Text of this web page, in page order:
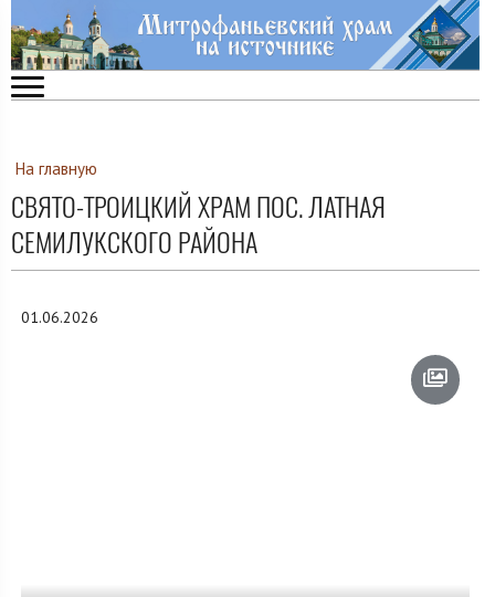
На главную
СВЯТО-ТРОИЦКИЙ ХРАМ ПОС. ЛАТНАЯ
СЕМИЛУКСКОГО РАЙОНА
01.06.2026